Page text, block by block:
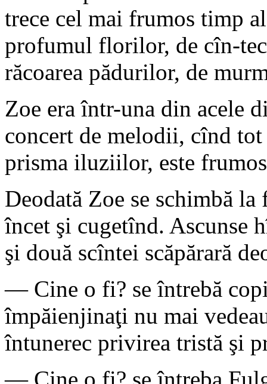
trece cel mai frumos timp
profumul florilor, de cîn-
răcoarea pădurilor, de
Zoe era într-una din acele
concert de melodii, cînd
prisma iluziilor, este
Deodată Zoe se schimbă
încet şi cugetînd.
şi două scîntei scăpărară
— Cine o fi? se întrebă
împăienjinaţi nu mai
întunerec privirea tristă şi